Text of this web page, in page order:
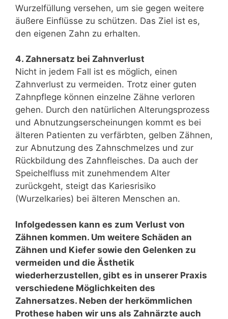
Wurzelfüllung versehen, um sie gegen weitere
äußere Einflüsse zu schützen. Das Ziel ist es,
den eigenen Zahn zu erhalten.
4. Zahnersatz bei Zahnverlust
Nicht in jedem Fall ist es möglich, einen
Zahnverlust zu vermeiden. Trotz einer guten
Zahnpflege können einzelne Zähne verloren
gehen. Durch den natürlichen Alterungsprozess
und Abnutzungserscheinungen kommt es bei
älteren Patienten zu verfärbten, gelben Zähnen,
zur Abnutzung des Zahnschmelzes und zur
Rückbildung des Zahnfleisches. Da auch der
Speichelfluss mit zunehmendem Alter
zurückgeht, steigt das Kariesrisiko
(Wurzelkaries) bei älteren Menschen an.
Infolgedessen kann es zum Verlust von
Zähnen kommen. Um weitere Schäden an
Zähnen und Kiefer sowie den Gelenken zu
vermeiden und die Ästhetik
wiederherzustellen, gibt es in unserer Praxis
verschiedene Möglichkeiten des
Zahnersatzes. Neben der herkömmlichen
Prothese haben wir uns als Zahnärzte auch